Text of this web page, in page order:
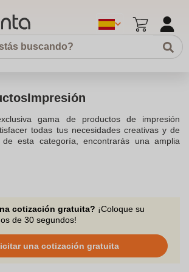
gama de productos de impresión
todas tus necesidades creativas y de
de esta categoría, encontrarás una amplia
hasta carteles de gran formato. Los
oferta, puedes personalizar cada
la identidad única de tu marca y captar la
objetivo.Nuestros productos de
y acabados disponibles, lo que te
lo que necesitas para cada ocasión.
un evento corporativo, lanzando
cotización gratuita? ¡Coloque su
de 30 segundos!
una cotización gratuita